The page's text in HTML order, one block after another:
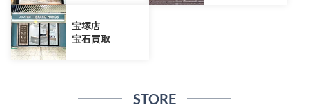
宝塚店
宝石買取
STORE